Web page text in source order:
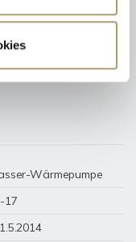
Wärmepumpe
17